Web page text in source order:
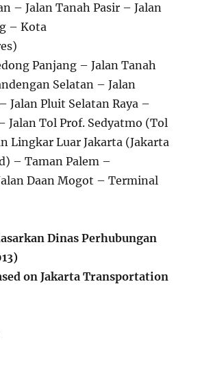
– Jalan Tanah Pasir – Jalan
– Kota
Panjang – Jalan Tanah
Selatan – Jalan
Jalan Pluit Selatan Raya –
Jalan Tol Prof. Sedyatmo (Tol
Lingkar Luar Jakarta (Jakarta
– Taman Palem –
Daan Mogot – Terminal
Dinas Perhubungan
on Jakarta Transportation